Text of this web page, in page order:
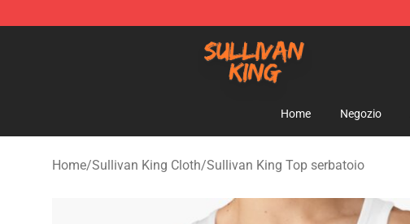
Sullivan King Shop - Official Sullivan King Merchandise Store
Home Negozio
Home/Sullivan King Cloth/Sullivan King Top serbatoio